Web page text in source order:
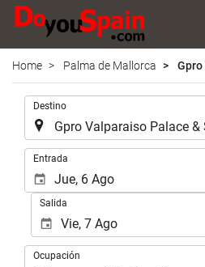
Home Palma de Mallorca Gpro
Destino
Entrada
Salida
Ocupación
Ocupación